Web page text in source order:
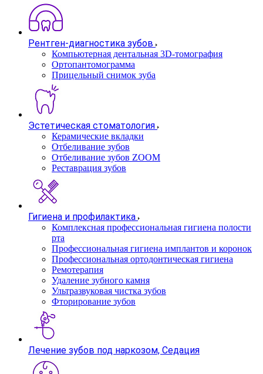
Рентген-диагностика зубов
Компьютерная дентальная 3D-томография
Ортопантомограмма
Прицельный снимок зуба
Эстетическая стоматология
Керамические вкладки
Отбеливание зубов
Отбеливание зубов ZOOM
Реставрация зубов
Гигиена и профилактика
Комплексная профессиональная гигиена полости
рта
Профессиональная гигиена имплантов и коронок
Профессиональная ортодонтическая гигиена
Ремотерапия
Удаление зубного камня
Ультразвуковая чистка зубов
Фторирование зубов
Лечение зубов под наркозом, Седация